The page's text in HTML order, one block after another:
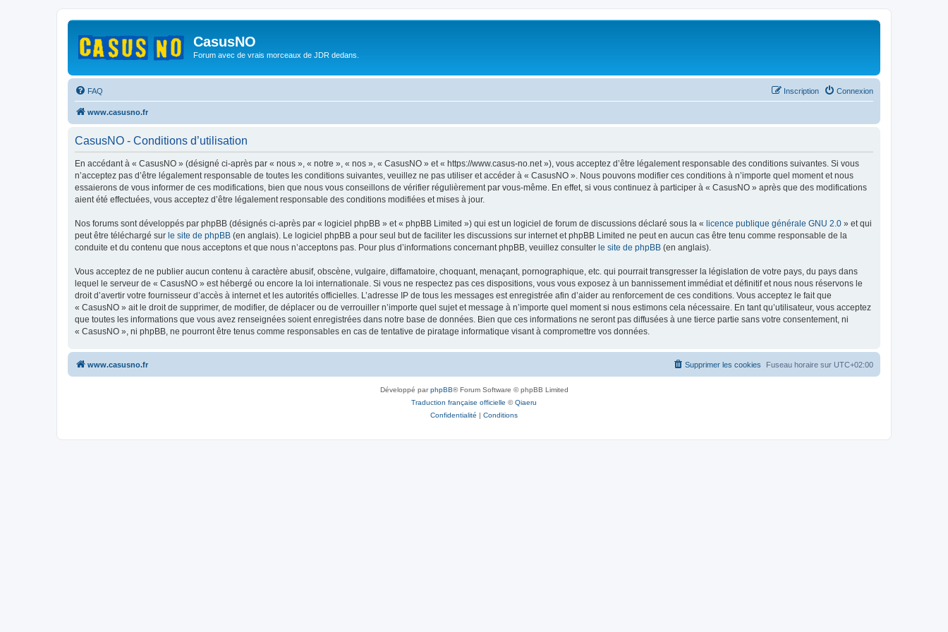
CasusNO
Forum avec de vrais morceaux de JDR dedans.
FAQ Connexion
Inscription
www.casusno.fr
CasusNO - Conditions d’utilisation
En accédant à « CasusNO » (désigné ci-après par « nous », « notre », « nos », « CasusNO » et « https://www.casus-no.net »), vous acceptez d’être légalement responsable des conditions suivantes. Si vous
n’acceptez pas d’être légalement responsable de toutes les conditions suivantes, veuillez ne pas utiliser et accéder à « CasusNO ». Nous pouvons modifier ces conditions à n’importe quel moment et nous
essaierons de vous informer de ces modifications, bien que nous vous conseillons de vérifier régulièrement par vous-même. En effet, si vous continuez à participer à « CasusNO » après que des modifications
aient été effectuées, vous acceptez d’être légalement responsable des conditions modifiées et mises à jour.
Nos forums sont développés par phpBB (désignés ci-après par « logiciel phpBB » et « phpBB Limited ») qui est un logiciel de forum de discussions déclaré sous la « licence publique générale GNU 2.0 » et qui
peut être téléchargé sur le site de phpBB (en anglais). Le logiciel phpBB a pour seul but de faciliter les discussions sur internet et phpBB Limited ne peut en aucun cas être tenu comme responsable de la
conduite et du contenu que nous acceptons et que nous n’acceptons pas. Pour plus d’informations concernant phpBB, veuillez consulter le site de phpBB (en anglais).
Vous acceptez de ne publier aucun contenu à caractère abusif, obscène, vulgaire, diffamatoire, choquant, menaçant, pornographique, etc. qui pourrait transgresser la législation de votre pays, du pays dans
lequel le serveur de « CasusNO » est hébergé ou encore la loi internationale. Si vous ne respectez pas ces dispositions, vous vous exposez à un bannissement immédiat et définitif et nous nous réservons le
droit d’avertir votre fournisseur d’accès à internet et les autorités officielles. L’adresse IP de tous les messages est enregistrée afin d’aider au renforcement de ces conditions. Vous acceptez le fait que
« CasusNO » ait le droit de supprimer, de modifier, de déplacer ou de verrouiller n’importe quel sujet et message à n’importe quel moment si nous estimons cela nécessaire. En tant qu’utilisateur, vous acceptez
que toutes les informations que vous avez renseignées soient enregistrées dans notre base de données. Bien que ces informations ne seront pas diffusées à une tierce partie sans votre consentement, ni
« CasusNO », ni phpBB, ne pourront être tenus comme responsables en cas de tentative de piratage informatique visant à compromettre vos données.
www.casusno.fr Fuseau horaire sur UTC+02:00
Supprimer les cookies
Développé parphpBB® Forum Software © phpBB Limited
Traduction française officielle ©Qiaeru
Confidentialité | Conditions